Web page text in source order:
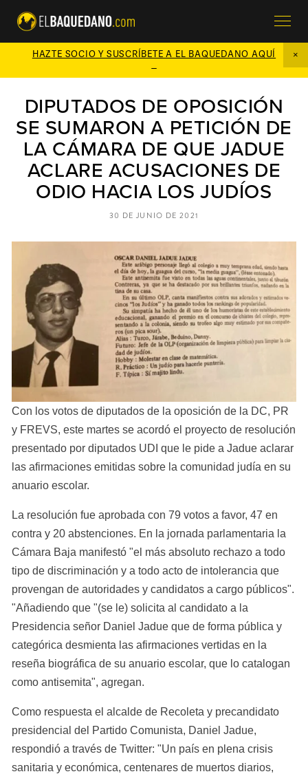
HAZTE SOCIO Y SUSCRÍBETE A EL BAQUEDANO AQUÍ
DIPUTADOS DE OPOSICIÓN
SE SUMARON A PETICIÓN DE
LA CÁMARA DE QUE JADUE
ACLARE ACUSACIONES DE
ODIO HACIA LOS JUDÍOS
Con los votos de diputados de la oposición de la DC, PR
y FREVS, este martes se acordó el proyecto de resolución
presentado por diputados UDI que le pide a Jadue aclarar
las afirmaciones emitidas sobre la comunidad judía en su
anuario escolar.
La resolución fue aprobada con 79 votos a favor, 47 en
contra y 20 abstenciones. En la jornada parlamentaria la
Cámara Baja manifestó "el más absoluto rechazo a todo
tipo de discriminación y a todo acto de intolerancia que
provengan de autoridades y candidatos a cargo públicos".
"Añadiendo que "(se le) solicita al candidato a la
Presidencia señor Daniel Jadue que de forma pública y
categórica desmienta las afirmaciones vertidas en la
reseña biográfica de su anuario escolar, que lo catalogan
como antisemita", agregan.
Como respuesta el alcalde de Recoleta y precandidato
presidencial del Partido Comunista, Daniel Jadue,
respondió a través de Twitter: "Un país en plena crisis
sanitaria y económica, centenares de muertos diarios,
30 DE JUNIO DE 2021